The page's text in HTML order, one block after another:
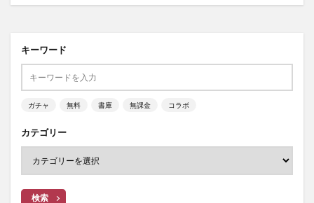
キーワード
ガチャ 無料 書庫 無課金 コラボ
カテゴリー
検索